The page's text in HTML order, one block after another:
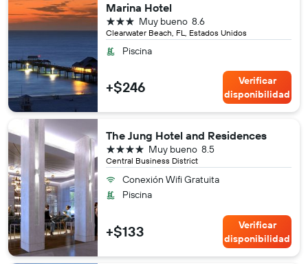
Marina Hotel
Clearwater Beach, FL, Estados Unidos
8.6
Muy bueno
3 estrellas
Piscina
+$246
Verificar
disponibilidad
The Jung Hotel and Residences
Central Business District
8.5
Muy bueno
4 estrellas
Conexión Wifi Gratuita
Piscina
+$133
Verificar
disponibilidad